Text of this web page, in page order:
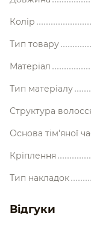
Колір
Тип товару
Матеріал
Тип матеріалу
Структура
Основа тім'яної
Кріплення
Тип накладок
Відгуки